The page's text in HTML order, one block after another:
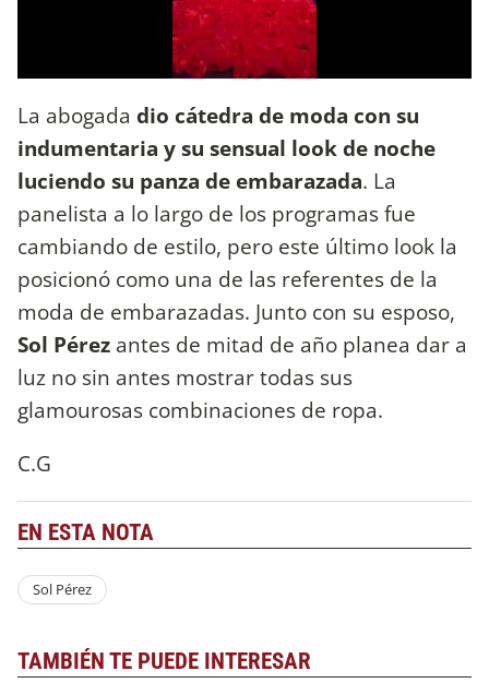
La abogada dio cátedra de moda con su
indumentaria y su sensual lookde noche
luciendo su panza de embarazada. La
panelista a lo largo de los programas fue
cambiando de estilo, pero este último look la
posicionó como una de las referentes de la
moda de embarazadas. Junto con su esposo,
Sol Pérez antes de mitad de año planea dar a
luz no sin antes mostrar todas sus
glamourosas combinaciones de ropa.
C.G
EN ESTA NOTA
Sol Pérez
TAMBIÉN TE PUEDE INTERESAR